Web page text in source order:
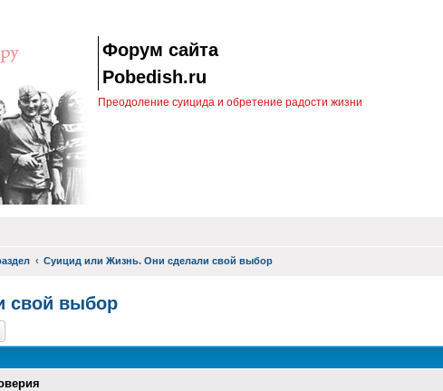
Форум сайта
Pobedish.ru
Преодоление суицида и обретение радости жизни
Суицид или Жизнь. Они сделали свой выбор
свой выбор